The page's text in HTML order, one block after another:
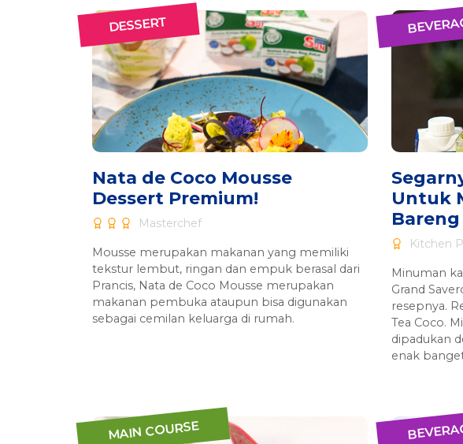
Nata de Coco Mousse
Dessert Premium!
Masterchef
Mousse merupakan makanan yang memiliki
tekstur lembut, ringan dan empuk berasal dari
Prancis, Nata de Coco Mousse merupakan
makanan pembuka ataupun bisa digunakan
sebagai cemilan keluarga di rumah.
DESSERT
Untuk
Kitchen
Minuman
Grand
resepnya.
Tea Coco.
dipadukan
enak
MAIN COURSE